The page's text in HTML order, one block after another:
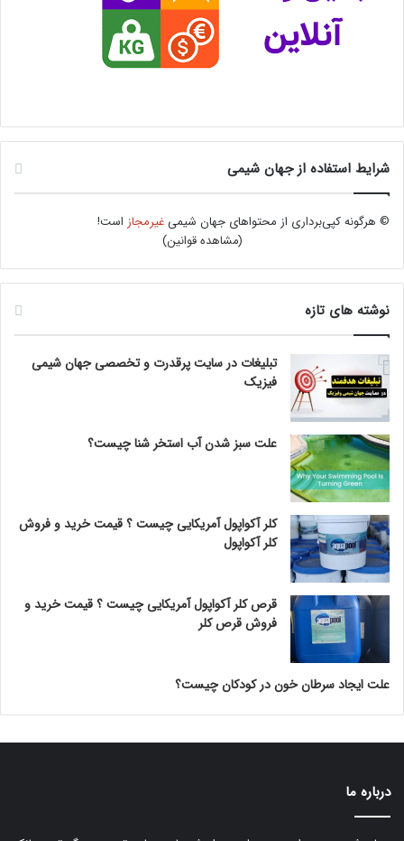
شرایط استفاده از جهان شیمی
© هرگونه کپی‌برداری از محتواهای جهان شیمیغیرمجاز است!
(مشاهده قوانین)
نوشته های تازه
تبلیغات در سایت پرقدرت و تخصصی جهان شیمی
فیزیک
علت سبز شدن آب استخر شنا چیست؟
کلر آکواپول آمریکایی چیست ؟ قیمت خرید و فروش
کلر آکواپول
قرص کلر آکواپول آمریکایی چیست ؟ قیمت خرید و
فروش قرص کلر
علت ایجاد سرطان خون در کودکان چیست؟
درباره ما